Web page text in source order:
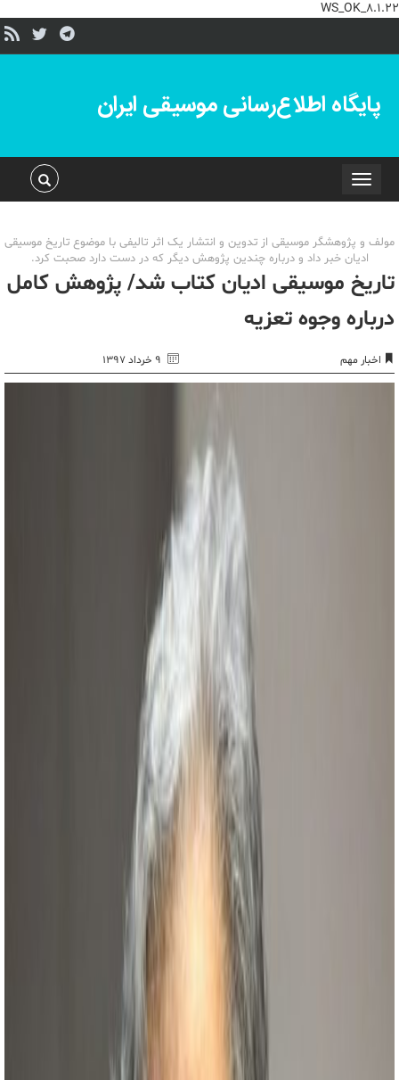
WS_OK_8.1.22
پایگاه اطلاع‌رسانی موسیقی ایران
Toggle
navigation
مولف و پژوهشگر موسیقی از تدوین و انتشار یک اثر تالیفی با موضوع تاریخ موسیقی
ادیان خبر داد و درباره چندین پژوهش دیگر که در دست دارد صحبت کرد.
تاریخ موسیقی ادیان کتاب شد/ پژوهش کامل
درباره وجوه تعزیه
اخبار مهم ۹ خرداد ۱۳۹۷